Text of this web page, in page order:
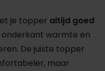
je topper altijd goed
warmte en
De juiste topper
maar